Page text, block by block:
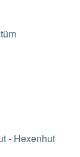
- Hexenhut